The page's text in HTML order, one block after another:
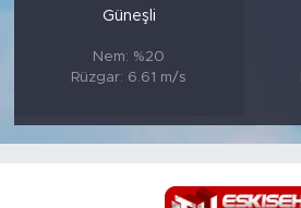
Güneşli
Nem: %20
Rüzgar: 6.61 m/s